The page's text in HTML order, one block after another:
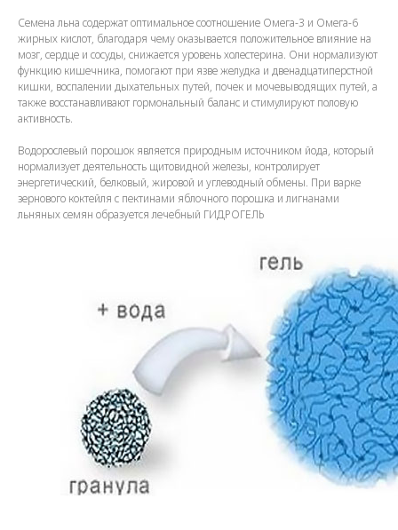
Семена льна содержат оптимальное соотношение Омега-3 и Омега-6
жирных кислот, благодаря чему оказывается положительное влияние на
мозг, сердце и сосуды, снижается уровень холестерина. Они нормализуют
функцию кишечника, помогают при язве желудка и двенадцатиперстной
кишки, воспалении дыхательных путей, почек и мочевыводящих путей, а
также восстанавливают гормональный баланс и стимулируют половую
активность.
Водорослевый порошок является природным источником йода, который
нормализует деятельность щитовидной железы, контролирует
энергетический, белковый, жировой и углеводный обмены. При варке
зернового коктейля с пектинами яблочного порошка и лигнанами
льняных семян образуется лечебный ГИДРОГЕЛЬ